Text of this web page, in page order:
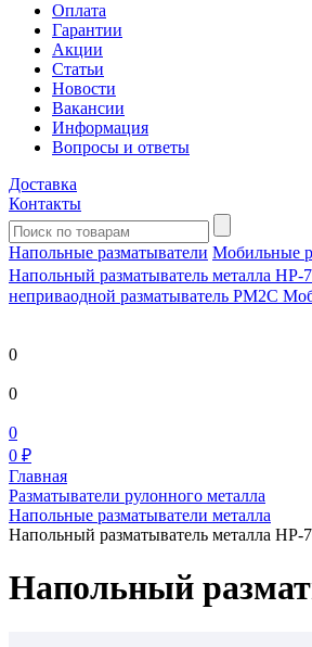
Оплата
Гарантии
Акции
Статьи
Новости
Вакансии
Информация
Вопросы и ответы
Доставка
Контакты
Напольные разматыватели Мобильные
Напольный разматыватель металла HP-
непривaодной разматыватель РМ2С
0
0
0
0 ₽
Главная
Разматыватели рулонного металла
Напольные разматыватели металла
Напольный разматыватель металла HP-
Напольный